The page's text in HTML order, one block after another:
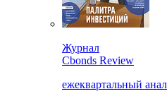
Журнал
Cbonds Review
ежеквартальный